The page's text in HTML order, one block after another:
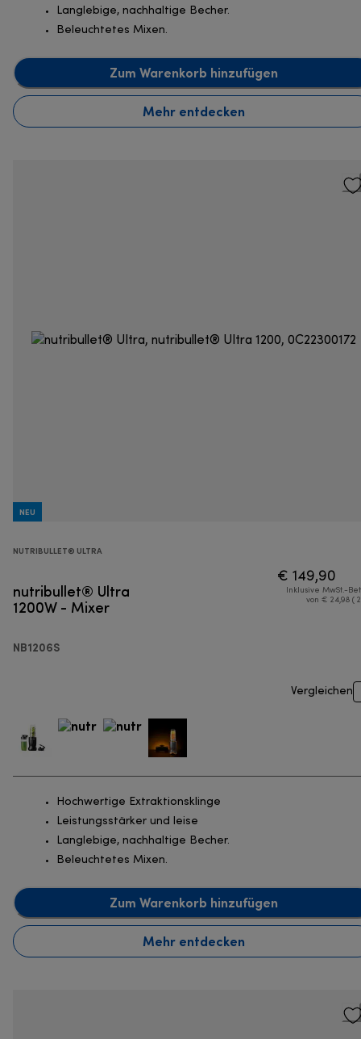
Langlebige, nachhaltige Becher.
Beleuchtetes Mixen.
Zum Warenkorb hinzufügen
Mehr entdecken
NEU
NUTRIBULLET® ULTRA
nutribullet® Ultra
1200W - Mixer
NB1206S
€ 149,90
Inklusive MwSt.-
von € 24,98 (
Vergleichen
Hochwertige Extraktionsklinge
Leistungsstärker und leise
Langlebige, nachhaltige Becher.
Beleuchtetes Mixen.
Zum Warenkorb hinzufügen
Mehr entdecken